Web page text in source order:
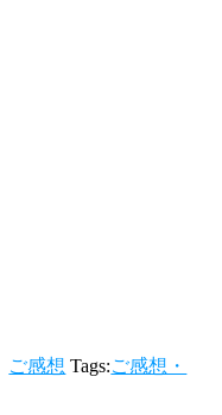
ご感想 Tags:ご感想・